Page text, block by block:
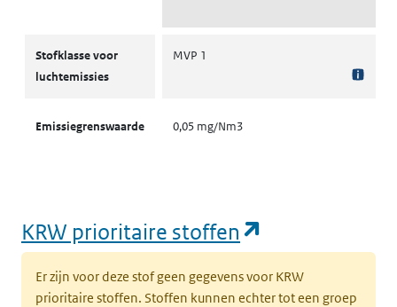
Stofklasse voor
luchtemissies
MVP 1
Emissiegrenswaarde 0,05 mg/Nm3
KRW prioritaire stoffen
Er zijn voor deze stof geen gegevens voor KRW
prioritaire stoffen. Stoffen kunnen echter tot een groep